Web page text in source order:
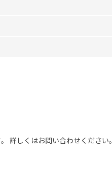
詳しくはお問い合わせください。